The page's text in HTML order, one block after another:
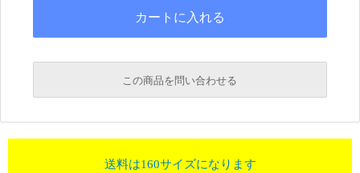
この商品を問い合わせる
送料は160サイズになります